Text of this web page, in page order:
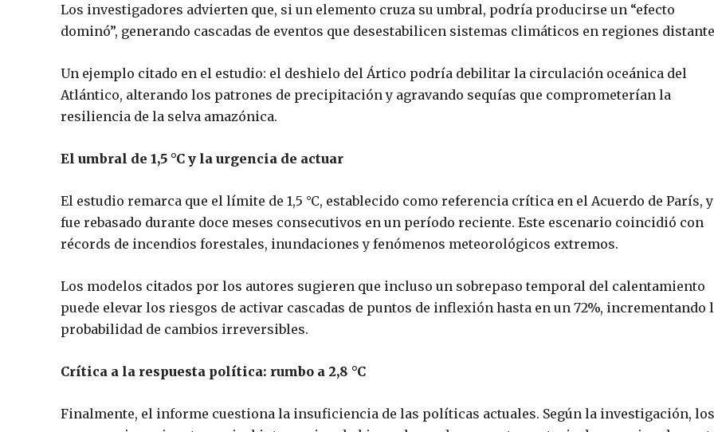
Los investigadores advierten que, si un elemento cruza su umbral, podría producirse un “efecto
dominó”, generando cascadas de eventos que desestabilicen sistemas climáticos en regiones
Un ejemplo citado en el estudio: el deshielo del Ártico podría debilitar la circulación oceánica del
Atlántico, alterando los patrones de precipitación y agravando sequías que comprometerían la
resiliencia de la selva amazónica.
El umbral de 1,5 °C y la urgencia de actuar
El estudio remarca que el límite de 1,5 °C, establecido como referencia crítica en el Acuerdo de París,
fue rebasado durante doce meses consecutivos en un período reciente. Este escenario coincidió con
récords de incendios forestales, inundaciones y fenómenos meteorológicos extremos.
Los modelos citados por los autores sugieren que incluso un sobrepaso temporal del calentamiento
puede elevar los riesgos de activar cascadas de puntos de inflexión hasta en un 72%, incrementando
probabilidad de cambios irreversibles.
Crítica a la respuesta política: rumbo a 2,8 °C
Finalmente, el informe cuestiona la insuficiencia de las políticas actuales. Según la investigación, los